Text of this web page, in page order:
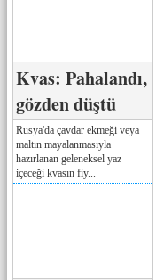
Kvas: Pahalandı,
gözden düştü
Rusya'da çavdar ekmeği veya
maltın mayalanmasıyla
hazırlanan geleneksel yaz
içeceği kvasın fiy...